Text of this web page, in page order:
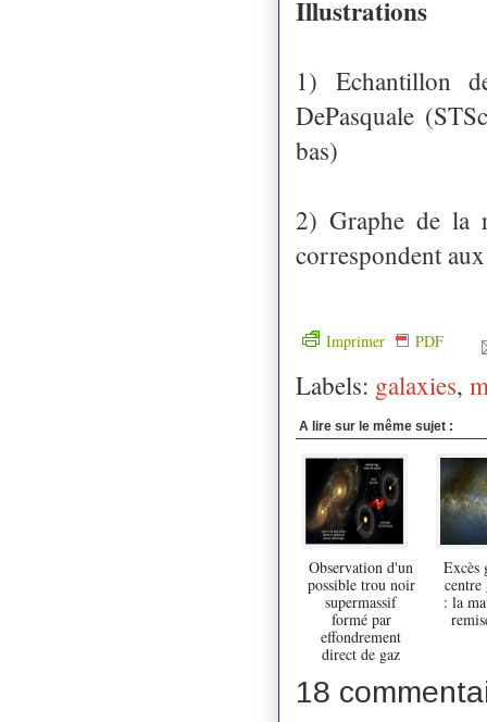
Illustrations
1) Echantillon
DePasquale
bas)
2) Graphe de la
correspondent
Imprimer PDF
Labels: galaxies,
A lire sur le même sujet :
Observation d'un
possible trou noir
supermassif
formé par
effondrement
direct de gaz
Excès
centre
: la
18